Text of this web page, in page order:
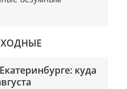
куда